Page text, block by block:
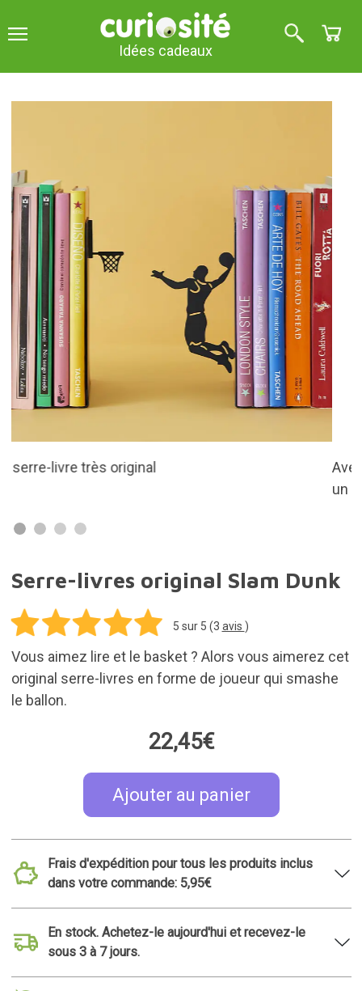
Idées cadeaux
Avec le profil d'un joueur de basket-ball qui smashe
Serre-livres original Slam Dunk
5 sur 5 (3 avis )
Vous aimez lire et le basket ? Alors vous aimerez cet
original serre-livres en forme de joueur qui smashe
le ballon.
22,45€
Ajouter au panier
Frais d'expédition pour tous les produits inclus
dans votre commande: 5,95€
En stock. Achetez-le aujourd'hui et recevez-le
sous 3 à 7 jours.